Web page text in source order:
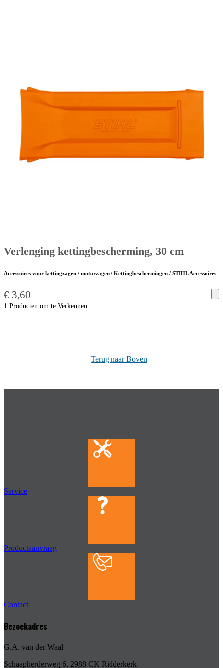
Verlenging kettingbescherming, 30 cm
Accessoires voor kettingzagen / motorzagen / Kettingbeschermingen / STIHL Accessoires
€ 3,60
1 Producten om te Verkennen
Terug naar Boven
Service
Productaanvraag
Contact
Bezoekadres
G.A. van der Waal
Schaapherderweg 6, 2988 CK Ridderkerk